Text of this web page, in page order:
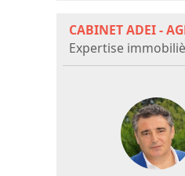
CABINET ADEI -
Expertise